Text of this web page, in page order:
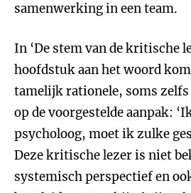
samenwerking in een team.
In ‘De stem van de kritische
hoofdstuk aan het woord
tamelijk rationele, soms
op de voorgestelde aanpak:
psycholoog, moet ik zulke
Deze kritische lezer is niet
systemisch perspectief en